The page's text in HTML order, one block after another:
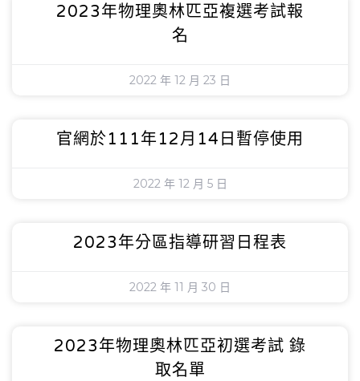
2023年物理奧林匹亞複選考試報
名
2022 年 12 月 23 日
官網於111年12月14日暫停使用
2022 年 12 月 5 日
2023年分區指導研習日程表
2022 年 11 月 30 日
2023年物理奧林匹亞初選考試 錄
取名單